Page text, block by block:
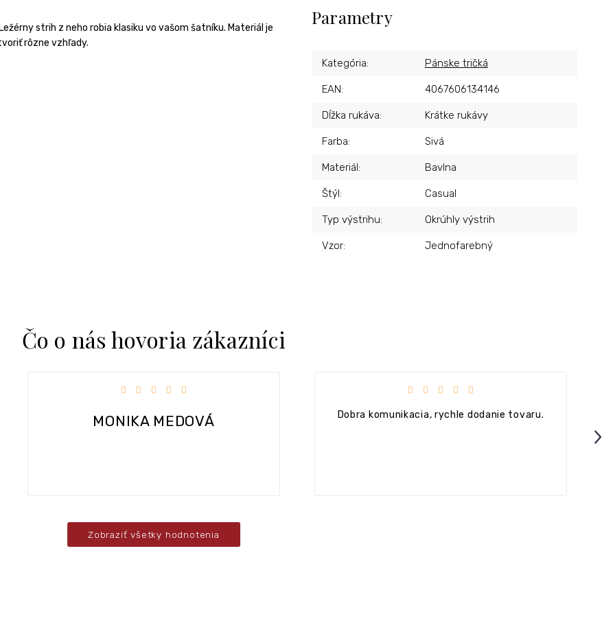
strih z neho robia klasiku vo vašom šatníku. Materiál je
rôzne vzhľady.
Parametry
Kategória: Pánske tričká
EAN: 4067606134146
Dĺžka rukáva: Krátke rukávy
Farba: Sivá
Materiál: Bavlna
Štýl: Casual
Typ výstrihu: Okrúhly výstrih
Vzor: Jednofarebný
Čo o nás hovoria zákazníci
z 5 hviezdičiek. Hodnotenie obchodu je 5 z 5 hviezdičiek.
Dobra komunikacia, rychle dodanie tovaru.
Hodnotenie obchodu je 4 z 5
+ Ok
Next
Zobraziť všetky hodnotenia